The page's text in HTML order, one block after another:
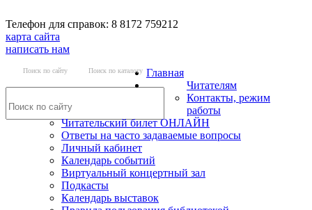
Телефон для справок: 8 8172 759212
карта сайта
написать нам
Поиск по сайту Поиск по каталогу Главная
Читателям
Контакты, режим
работы
Читательский билет ОНЛАЙН
Ответы на часто задаваемые вопросы
Личный кабинет
Календарь событий
Виртуальный концертный зал
Подкасты
Календарь выставок